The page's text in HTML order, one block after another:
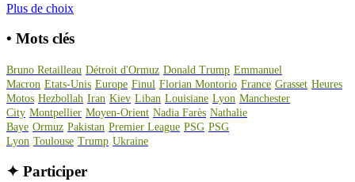
Plus de choix
• Mots clés
Bruno Retailleau Détroit d'Ormuz Donald Trump Emmanuel
Macron Etats-Unis Europe Finul Florian Montorio France Grasset Heures
Motos Hezbollah Iran Kiev Liban Louisiane Lyon Manchester
City Montpellier Moyen-Orient Nadia Farès Nathalie
Baye Ormuz Pakistan Premier League PSG PSG
Lyon Toulouse Trump Ukraine
✦ Participer